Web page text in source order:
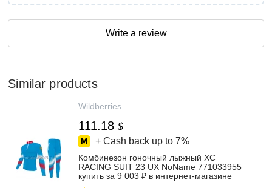
Write a review
Similar products
Wildberries
111.18 $
+ Cash back up to 7%
Комбинезон гоночный лыжный XC
RACING SUIT 23 UX NoName 771033955
купить за 9 003 ₽ в интернет‑магазине